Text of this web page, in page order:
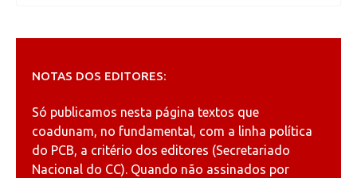
NOTAS DOS EDITORES:
Só publicamos nesta página textos que
coadunam, no fundamental, com a linha política
do PCB, a critério dos editores (Secretariado
Nacional do CC). Quando não assinados por